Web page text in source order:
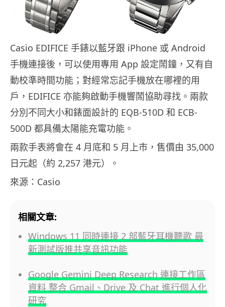
Casio EDIFICE 手錶以藍牙跟 iPhone 或 Android
手機連接後，可以使用專用 App 設定鬧鐘，又有自
動校準時間功能；對經常忘記手機放在哪裡的用
戶，EDIFICE 亦能夠啟動手機響鬧協助尋找。兩款
分別不同大小和錶面設計的 EQB-510D 和 ECB-
500D 都具備太陽能充電功能。
兩款手表將會在 4 月底和 5 月上市，售價由 35,000
日元起（約 2,257 港元）。
來源：Casio
相關文章:
Windows 11 同時連接 2 部藍牙耳機聽歌 最
新測試版推共享音訊功能
Google Gemini Deep Research 連接工作區
資料 整合 Gmail、Drive 及 Chat 進行個人化
研究